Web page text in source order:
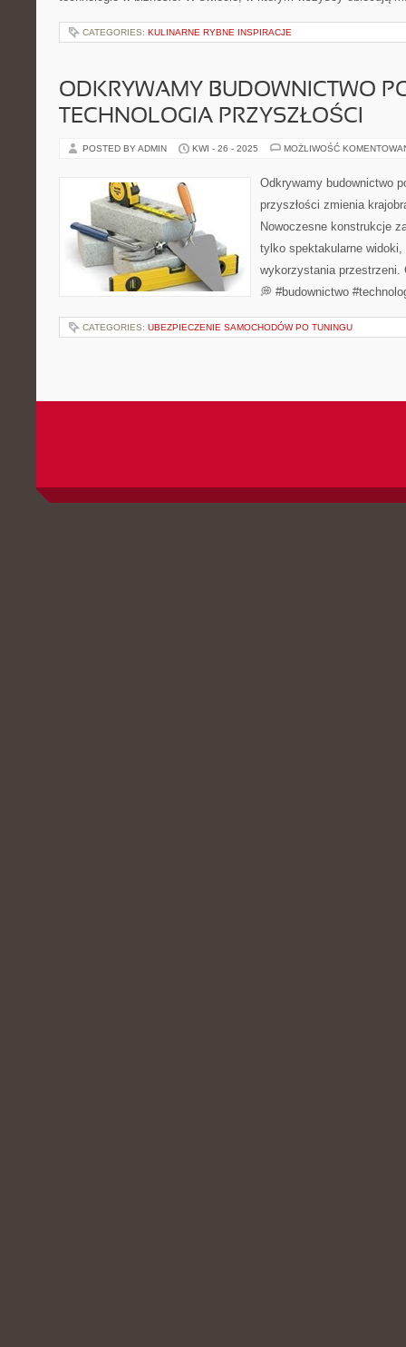
CATEGORIES: KULINARNE RYBNE INSPIRACJE
ODKRYWAMY BUDOWNICTWO
TECHNOLOGIA PRZYSZŁOŚCI
POSTED BY ADMIN KWI - 26 - 2025 MOŻLIWOŚĆ
Odkrywamy budownictwo
przyszłości zmienia
Nowoczesne konstrukcje
tylko spektakularne
wykorzystania przestrzeni.
💭 #budownictwo
CATEGORIES: UBEZPIECZENIE SAMOCHODÓW PO TUNINGU